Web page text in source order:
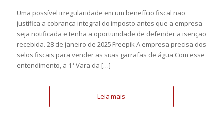
Uma possível irregularidade em um benefício fiscal não
justifica a cobrança integral do imposto antes que a empresa
seja notificada e tenha a oportunidade de defender a isenção
recebida. 28 de janeiro de 2025 Freepik A empresa precisa dos
selos fiscais para vender as suas garrafas de água Com esse
entendimento, a 1ª Vara da […]
Leia mais